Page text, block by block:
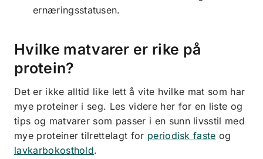
ernæringsstatusen.
Hvilke matvarer er rike på
protein?
Det er ikke alltid like lett å vite hvilke mat som har
mye proteiner i seg. Les videre her for en liste og
tips og matvarer som passer i en sunn livsstil med
mye proteiner tilrettelagt for periodisk faste og
lavkarbokosthold.